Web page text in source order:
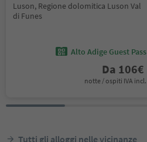
Luson, Regione dolomitica Luson Val
di Funes
Alto Adige Guest Pass
Da 106€
notte / ospiti IVA incl.
Tutti gli alloggi nelle vicinanze